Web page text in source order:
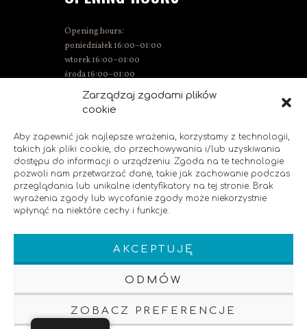
Zarządzaj zgodami plików
cookie
Aby zapewnić jak najlepsze wrażenia, korzystamy z technologii,
takich jak pliki cookie, do przechowywania i/lub uzyskiwania
dostępu do informacji o urządzeniu. Zgoda na te technologie
pozwoli nam przetwarzać dane, takie jak zachowanie podczas
przeglądania lub unikalne identyfikatory na tej stronie. Brak
wyrażenia zgody lub wycofanie zgody może niekorzystnie
wpłynąć na niektóre cechy i funkcje.
AKCEPTUJĘ
ODMÓW
ZOBACZ PREFERENCJE
Opening hours:
poniedziałek 16:00–01:00
wtorek 16:00–01:00
środa 16:00–01:00
Thursday 15:00–01:00
Friday 15:00–02:00
Sunday 14:00–00:00
SOCIAL MEDIA
Klauzula Informacyjna